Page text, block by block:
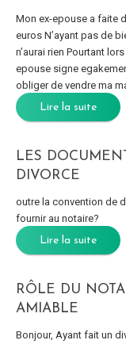
Mon ex-epouse a faite
euros N’ayant pas de
n’aurai rien Pourtant
epouse signe
obliger de vendre ma
Lire la suite
LES
DIVORCE
outre la convention de
fournir au notaire?
Lire la suite
RÔLE DU
AMIABLE
Bonjour, Ayant fait un